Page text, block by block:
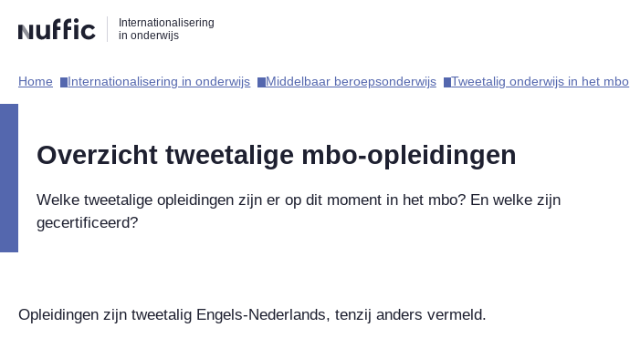
naar
zoekfunctie
naar
hoofdnavigatie
naar
inhoud
Internationalisering
in onderwijs
Hoofdnavigatie
Home​ Internationalisering in onderwijs​ Middelbaar beroepsonderwijs​ Tweetalig onderwijs in het mbo​
Overzicht tweetalige mbo-opleidingen
Welke tweetalige opleidingen zijn er op dit moment in het mbo? En welke zijn
gecertificeerd?
Opleidingen zijn tweetalig Engels-Nederlands, tenzij anders vermeld.